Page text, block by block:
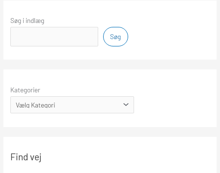
Søg i indlæg
Søg
Kategorier
Find vej